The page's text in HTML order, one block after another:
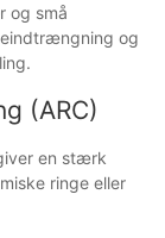
og små
og
(ARC)
en stærk
ringe eller